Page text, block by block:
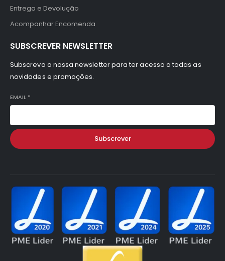
Entrega e Devolução
Acompanhar Encomenda
SUBSCREVER NEWSLETTER
Subscreva a nossa newsletter para ter acesso a todas as
novidades e promoções.
EMAIL *
Subscrever